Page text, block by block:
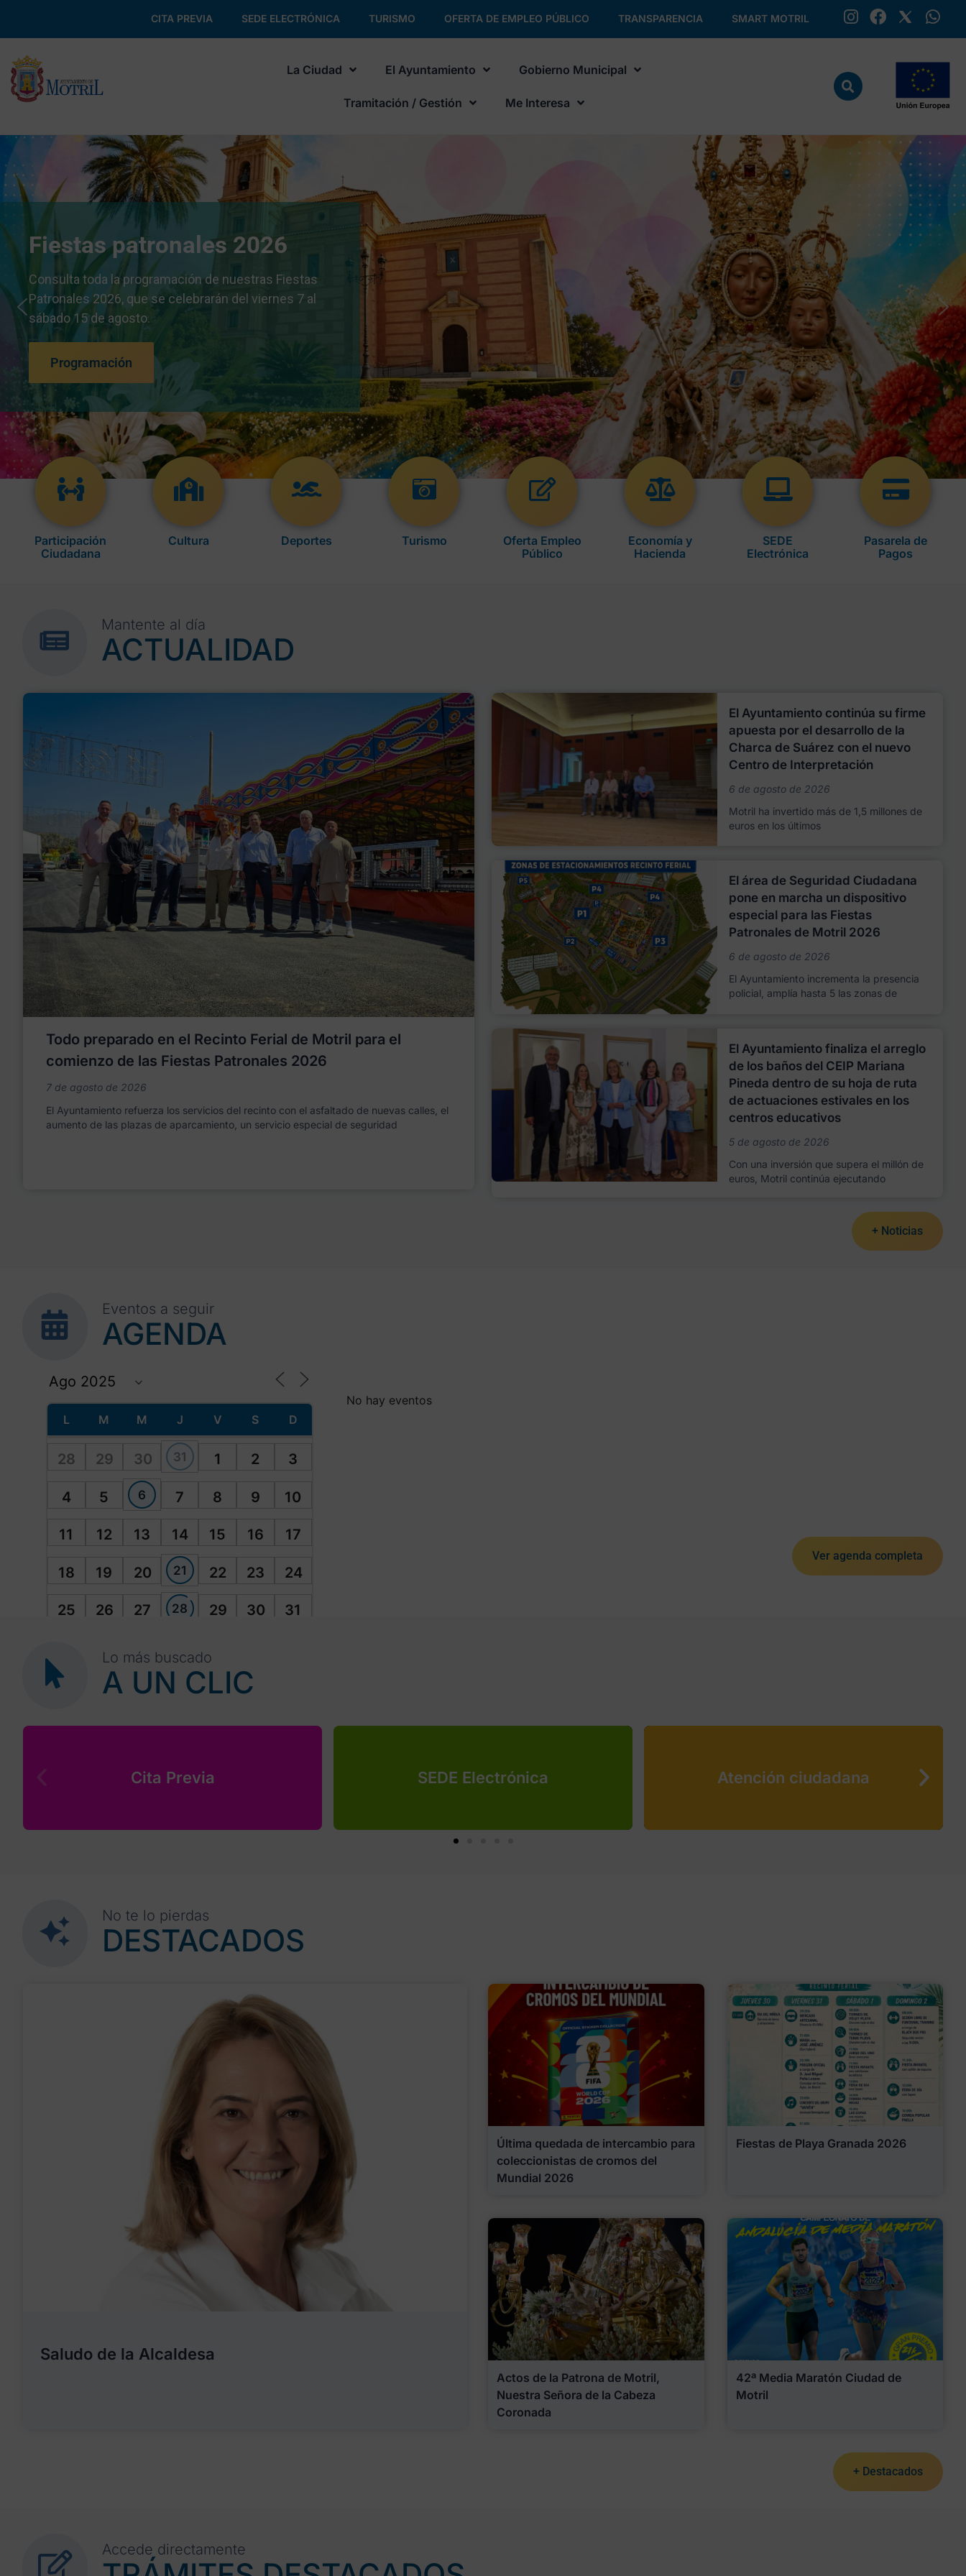
CITA PREVIA SEDE ELECTRÓNICA TURISMO OFERTA DE EMPLEO PÚBLICO TRANSPARENCIA SMART MOTRIL
La Ciudad El Ayuntamiento Gobierno Municipal
Tramitación / Gestión Me Interesa
Fiestas patronales 2026
Consulta toda la programación de nuestras Fiestas
Patronales 2026, que se celebrarán del viernes 7 al
sábado 15 de agosto.
Programación
Participación
Ciudadana
Cultura Deportes Turismo
Oferta Empleo
Público
Economía y
Hacienda
SEDE
Electrónica
Pasarela de
Pagos
Mantente al día
ACTUALIDAD
Todo preparado en el Recinto Ferial de Motril para el
comienzo de las Fiestas Patronales 2026
7 de agosto de 2026
El Ayuntamiento refuerza los servicios del recinto con el asfaltado de nuevas calles, el
aumento de las plazas de aparcamiento, un servicio especial de seguridad
El Ayuntamiento continúa su firme
apuesta por el desarrollo de la
Charca de Suárez con el nuevo
Centro de Interpretación
6 de agosto de 2026
Motril ha invertido más de 1,5 millones de
euros en los últimos
El área de Seguridad Ciudadana
pone en marcha un dispositivo
especial para las Fiestas
Patronales de Motril 2026
6 de agosto de 2026
El Ayuntamiento incrementa la presencia
policial, amplía hasta 5 las zonas de
El Ayuntamiento finaliza el arreglo
de los baños del CEIP Mariana
Pineda dentro de su hoja de ruta
de actuaciones estivales en los
centros educativos
5 de agosto de 2026
Con una inversión que supera el millón de
euros, Motril continúa ejecutando
+ Noticias
Eventos a seguir
AGENDA
L M M J V S D
28 29 30 31 1 2 3
4 5 6 7 8 9 10
11 12 13 14 15 16 17
18 19 20 21 22 23 24
25 26 27 28 29 30 31
No hay eventos
Ver agenda completa
Lo más buscado
A UN CLIC
Cita Previa SEDE Electrónica Atención ciudadana
No te lo pierdas
DESTACADOS
Saludo de la Alcaldesa
Última quedada de intercambio para
coleccionistas de cromos del
Mundial 2026
Fiestas de Playa Granada 2026
Actos de la Patrona de Motril,
Nuestra Señora de la Cabeza
Coronada
42ª Media Maratón Ciudad de
Motril
+ Destacados
Accede directamente